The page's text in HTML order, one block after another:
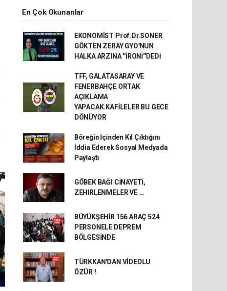
En Çok Okunanlar
EKONOMİST Prof.Dr.SONER
GÖKTEN ZERAY GYO'NUN
HALKA ARZINA ''İRONİ''DEDİ
TFF, GALATASARAY VE
FENERBAHÇE ORTAK
AÇIKLAMA
YAPACAK.KAFİLELER BU GECE
DÖNÜYOR
Böreğin İçinden Kıl Çıktığını
İddia Ederek Sosyal Medyada
Paylaştı
GÖBEK BAĞI CİNAYETİ,
ZEHİRLENMELER VE …
BÜYÜKŞEHİR 156 ARAÇ 524
PERSONELE DEPREM
BÖLGESİNDE
TÜRKKAN'DAN VİDEOLU
ÖZÜR !